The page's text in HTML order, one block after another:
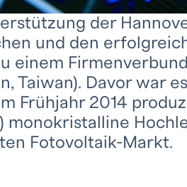
der
und den
einem
Taiwan). Davor war
Frühjahr 2014
monokristalline
Fotovoltaik-Markt.